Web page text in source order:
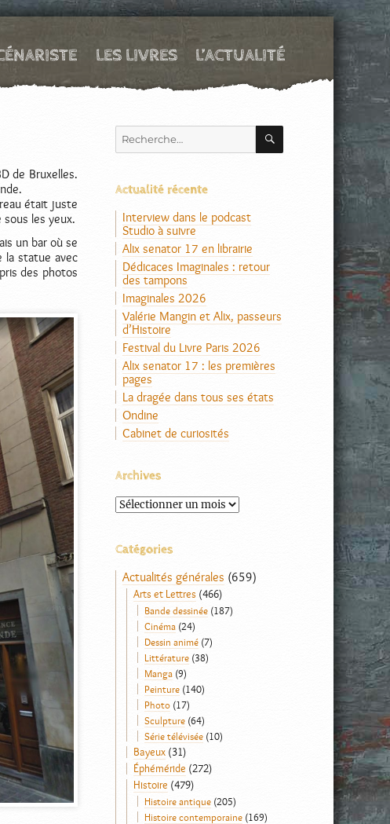
LES LIVRES L’ACTUALITÉ
de Bruxelles.
était juste
les yeux.
un bar où se
la statue avec
des photos
Recherche
pour :
RECHERCHE
Actualité récente
Interview dans le podcast
Studio à suivre
Alix senator 17 en librairie
Dédicaces Imaginales : retour
des tampons
Imaginales 2026
Valérie Mangin et Alix, passeurs
d’Histoire
Festival du Livre Paris 2026
Alix senator 17 : les premières
pages
La dragée dans tous ses états
Ondine
Cabinet de curiosités
Archives
Archives
Catégories
Actualités générales (659)
Arts et Lettres(466)
Bande dessinée(187)
Cinéma(24)
Dessin animé(7)
Littérature(38)
Manga(9)
Peinture(140)
Photo(17)
Sculpture(64)
Série télévisée(10)
Bayeux(31)
Éphéméride (272)
Histoire (479)
Histoire antique(205)
Histoire contemporaine(169)